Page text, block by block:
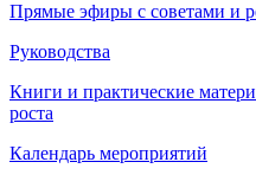
Прямые эфиры с советами и
Руководства
Книги и практические
роста
Календарь мероприятий